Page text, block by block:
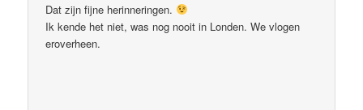
Dat zijn fijne herinneringen.
Ik kende het niet, was nog nooit in Londen. We vlogen
eroverheen.